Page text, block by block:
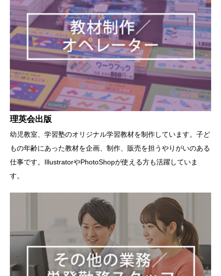
理英会出版
幼児教室、学習塾のオリジナル学習教材を制作しています。子ど
もの年齢にあった教材を企画、制作、販売を担うやりがいのある
仕事です。IllustratorやPhotoShopが使える方も活躍していま
す。